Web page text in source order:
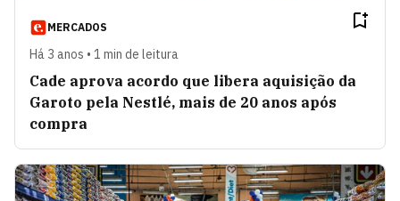
MERCADOS
Há 3 anos • 1 min de leitura
Cade aprova acordo que libera aquisição da
Garoto pela Nestlé, mais de 20 anos após
compra